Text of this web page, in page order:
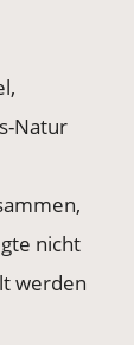
Natur
nicht
werden